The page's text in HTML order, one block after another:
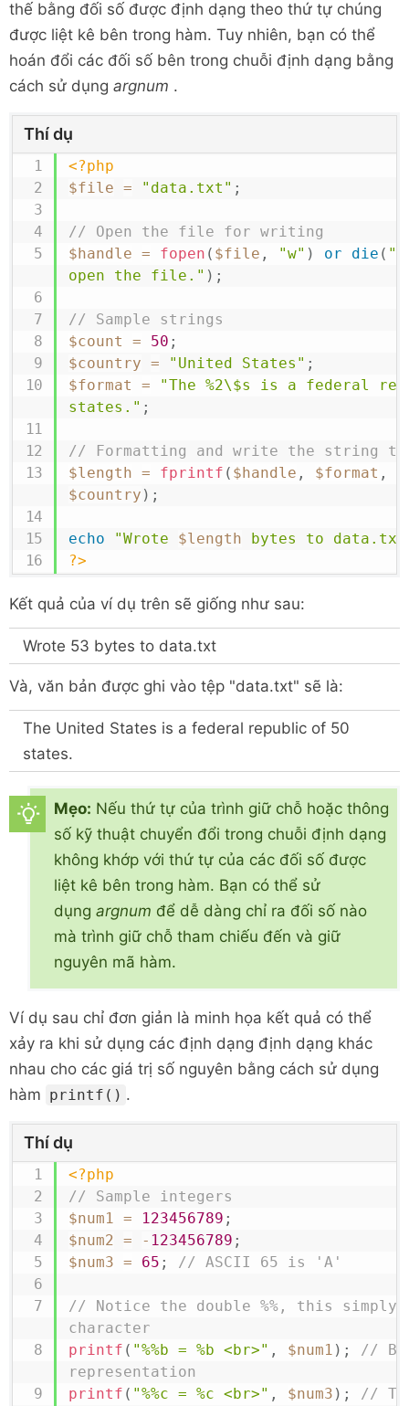
thế bằng đối số được định dạng theo thứ tự chúng
được liệt kê bên trong hàm. Tuy nhiên, bạn có thể
hoán đổi các đối số bên trong chuỗi định dạng bằng
cách sử dụng argnum .
Thí dụ
<?php
$file = "data.txt" ;
// Open the file for writing
$handle = fopen ( $file , "w" ) or die (
open the file." ) ;
// Sample strings
$count
= 50 ;
$country = "United States" ;
$format
=
"The %2\$s is a federal
states." ;
// Formatting and write the string
$length = fprintf ( $handle , $format ,
$country ) ;
echo "Wrote $length bytes to
?>
Kết quả của ví dụ trên sẽ giống như sau:
Wrote 53 bytes to data.txt
Và, văn bản được ghi vào tệp "data.txt" sẽ là:
The United States is a federal republic of 50
states.
Mẹo: Nếu thứ tự của trình giữ chỗ hoặc thông
số kỹ thuật chuyển đổi trong chuỗi định dạng
không khớp với thứ tự của các đối số được
liệt kê bên trong hàm. Bạn có thể sử
dụng argnum để dễ dàng chỉ ra đối số nào
mà trình giữ chỗ tham chiếu đến và giữ
nguyên mã hàm.
Ví dụ sau chỉ đơn giản là minh họa kết quả có thể
xảy ra khi sử dụng các định dạng định dạng khác
nhau cho các giá trị số nguyên bằng cách sử dụng
hàm printf() .
Thí dụ
<?php
// Sample integers
$num1 = 123456789 ;
$num2 = - 123456789 ;
$num3 = 65 ; // ASCII 65 is 'A'
// Notice the double %%, this
character
printf ( "%%b = %b <br>" , $num1 ) ;
//
representation
printf ( "%%c = %c <br>" , $num3 ) ;
//